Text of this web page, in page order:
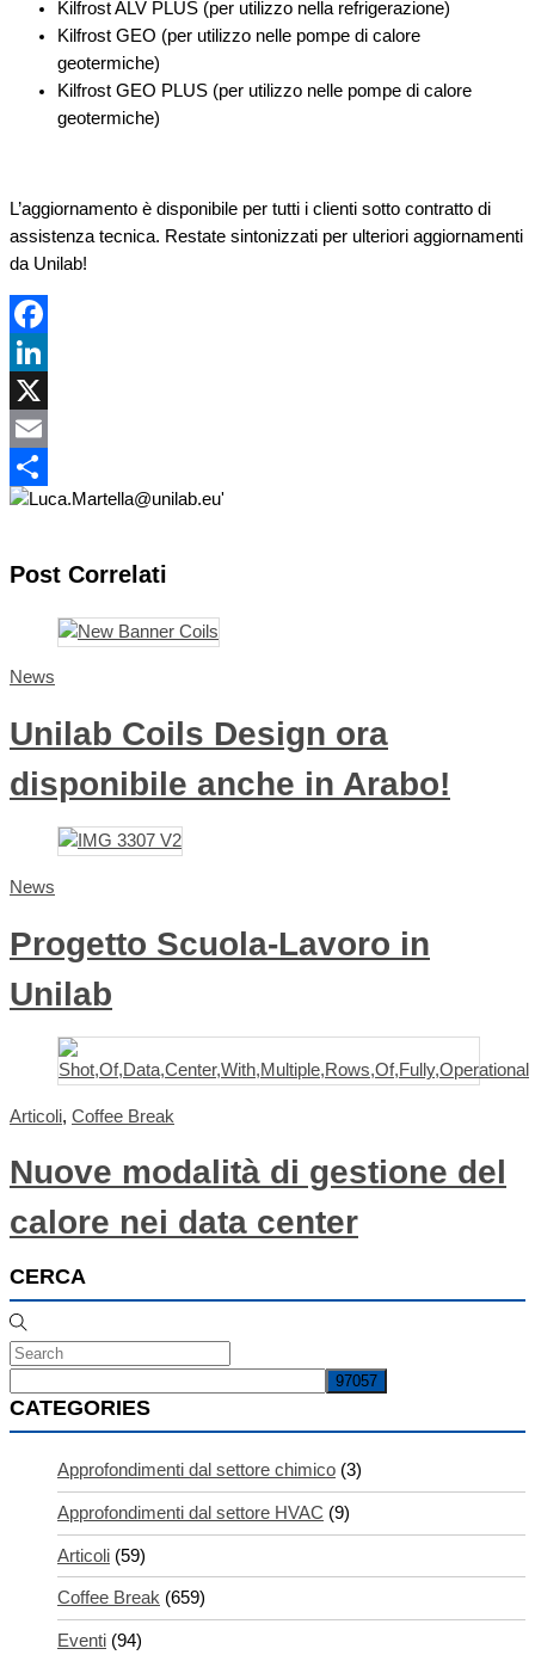
Kilfrost ALV PLUS (per utilizzo nella refrigerazione)
Kilfrost GEO (per utilizzo nelle pompe di calore
geotermiche)
Kilfrost GEO PLUS (per utilizzo nelle pompe di calore
geotermiche)
L’aggiornamento è disponibile per tutti i clienti sotto contratto di
assistenza tecnica. Restate sintonizzati per ulteriori aggiornamenti
da Unilab!
Facebook
LinkedIn
X
Email
Condividi
Post Correlati
News
Unilab Coils Design ora
disponibile anche in Arabo!
News
Progetto Scuola-Lavoro in
Unilab
Articoli, Coffee Break
Nuove modalità di gestione del
calore nei data center
CERCA
CATEGORIES
Approfondimenti dal settore chimico (3)
Approfondimenti dal settore HVAC (9)
Articoli (59)
Coffee Break (659)
Eventi (94)